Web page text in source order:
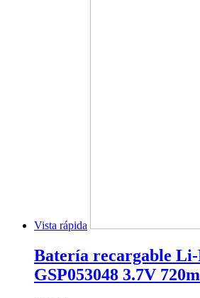
Vista rápida
Batería recargable
GSP053048 3.7V